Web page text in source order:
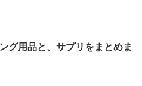
グ用品と、サプリをまとめま